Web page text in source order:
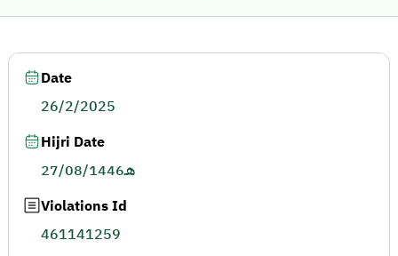
Date
26/2/2025
Hijri Date
27/08/1446هـ
Violations Id
461141259